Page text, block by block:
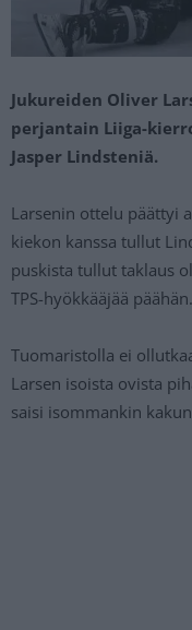
Jukureiden Oliver
perjantain Liiga-
Jasper Lindsteniä.
Larsenin ottelu päättyi
kiekon kanssa tullut
puskista tullut taklaus
TPS-hyökkääjää päähän.
Tuomaristolla ei
Larsen isoista ovista
saisi isommankin